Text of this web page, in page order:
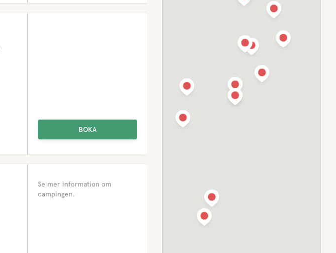
BOKA
Se mer information om
campingen.